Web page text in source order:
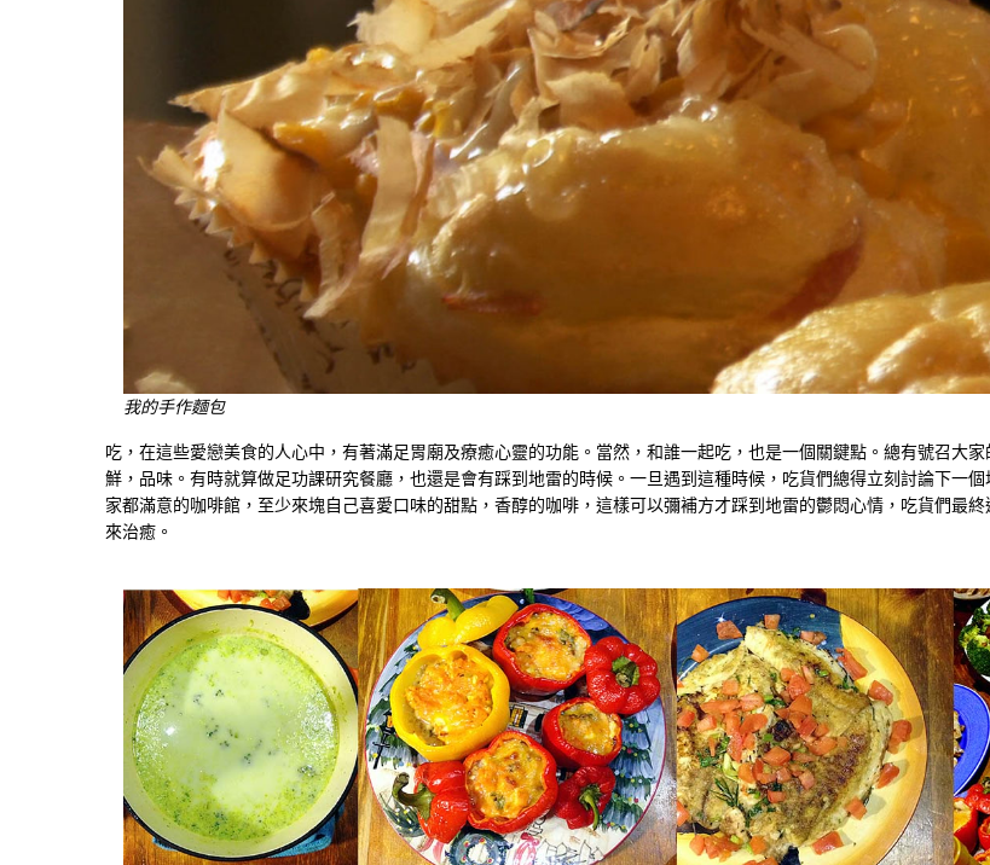
我的手作麵包
吃，在這些愛戀美食的人心中，有著滿足胃廟及療癒心靈的功能。當然，和誰一起吃，也是一個關鍵點。總有號召大
鮮，品味。有時就算做足功課研究餐廳，也還是會有踩到地雷的時候。一旦遇到這種時候，吃貨們總得立刻討論下一
家都滿意的咖啡館，至少來塊自己喜愛口味的甜點，香醇的咖啡，這樣可以彌補方才踩到地雷的鬱悶心情，吃貨們最
來治癒。